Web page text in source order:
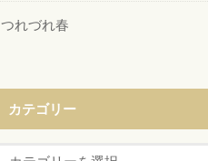
つれづれ春
カテゴリー